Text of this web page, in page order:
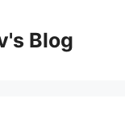
Blog